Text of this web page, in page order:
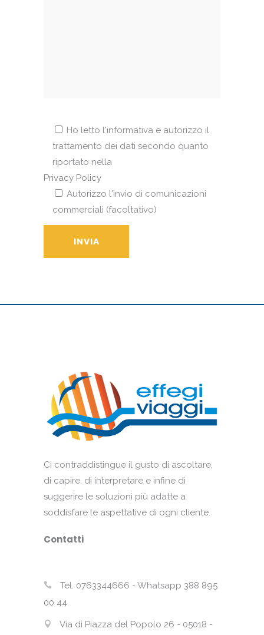
Ho letto l'informativa e autorizzo il
trattamento dei dati secondo quanto
riportato nella
Privacy Policy
Autorizzo l'invio di comunicazioni
commerciali (facoltativo)
Ci contraddistingue il gusto di ascoltare,
di capire, di interpretare e infine di
suggerire le soluzioni più adatte a
soddisfare le aspettative di ogni cliente.
Contatti
Tel. 0763344666 - Whatsapp 388 895
00 44
Via di Piazza del Popolo 26 - 05018 -